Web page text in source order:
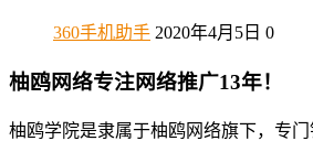
360手机助手 2020年4月5日 0
柚鸥网络专注网络推广13年！
柚鸥学院是隶属于柚鸥网络旗下，专